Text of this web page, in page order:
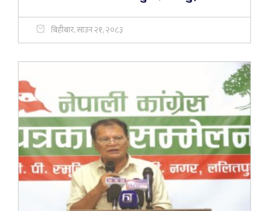
बिहीबार, साउन २१, २०८३